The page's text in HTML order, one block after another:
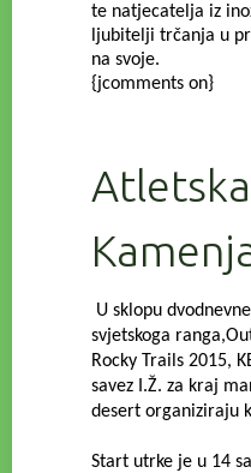
te natjecatelja iz
ljubitelji trčanja u
na svoje.
{jcomments on}
U sklopu
svjetskoga
Rocky Trails 2015,
savez I.Ž. za kraj
desert organiziraju
Start utrke je u 14